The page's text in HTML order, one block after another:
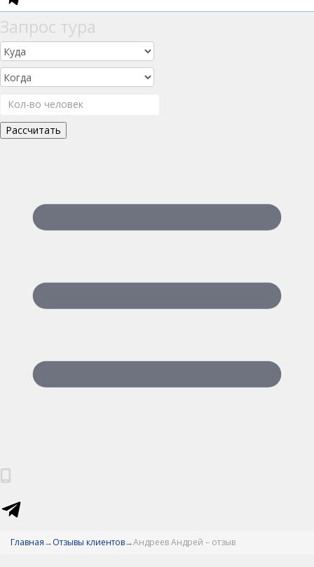
Запрос тура
Рассчитать
Главная Отзывы клиентов Андреев Андрей – отзыв